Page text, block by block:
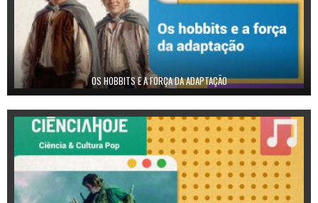
OS HOBBITS E A FORÇA DA ADAPTAÇÃO